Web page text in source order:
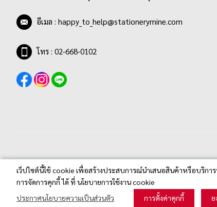
เว็ปไซต์นี้ใช้ cookie เพื่อสร้างประสบการณ์นำเสนอสินค้าหรือบริก
การจัดการคุกกี้ ได้ ที่ นโยบายการใช้งาน cookie
ประกาศนโยบายความเป็นส่วนตัว
การตั้งค่าคุกกี้
อีเมล : happy_to_help@stationerymine.com
โทร : 02-668-0102
Stationerymine.com © 2020 All Rights Reserved.